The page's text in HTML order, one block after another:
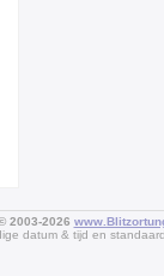
2003-2026
datum & tijd en